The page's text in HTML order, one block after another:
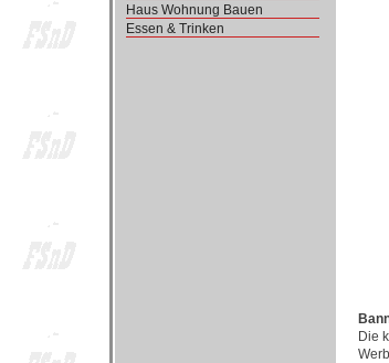
Haus Wohnung Bauen
Essen & Trinken
Die